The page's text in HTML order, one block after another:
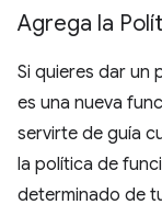
Agrega la
Si quieres dar un
es una nueva
servirte de guía
la política de
determinado de